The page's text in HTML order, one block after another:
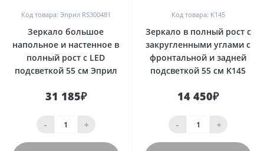
Код товара: Эприл RS300481
Зеркало большое
напольное и настенное в
полный рост с LED
подсветкой 55 см Эприл
31 185₽
- +
Код товара: K145
Зеркало в полный рост с
закругленными углами с
фронтальной и задней
подсветкой 55 см K145
14 450₽
- +